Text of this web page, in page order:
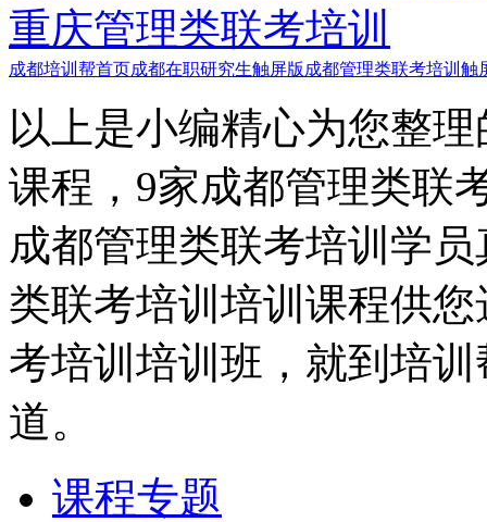
重庆管理类联考培训
成都培训帮首页成都在职研究生触屏版 成都管理类联考培训触
以上是小编精心为您整
课程，9家成都管理类联
成都管理类联考培训学
类联考培训培训课程供
考培训培训班，就到培
道。
课程专题